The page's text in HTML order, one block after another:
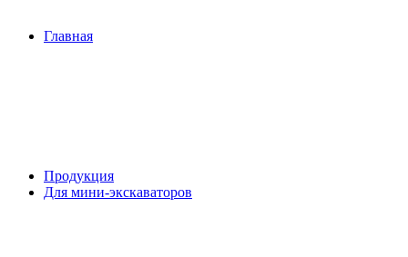
Главная
Продукция
Для мини-экскаваторов